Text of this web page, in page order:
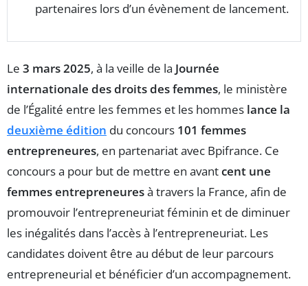
partenaires lors d’un évènement de lancement.
Le 3 mars 2025, à la veille de la Journée
internationale des droits des femmes, le ministère
de l’Égalité entre les femmes et les hommes lance la
deuxième édition du concours 101 femmes
entrepreneures, en partenariat avec Bpifrance. Ce
concours a pour but de mettre en avantcent une
femmes entrepreneuresà travers la France, afin de
promouvoir l’entrepreneuriat féminin et de diminuer
les inégalités dans l’accès à l’entrepreneuriat. Les
candidates doivent être au début de leur parcours
entrepreneurial et bénéficier d’un accompagnement.